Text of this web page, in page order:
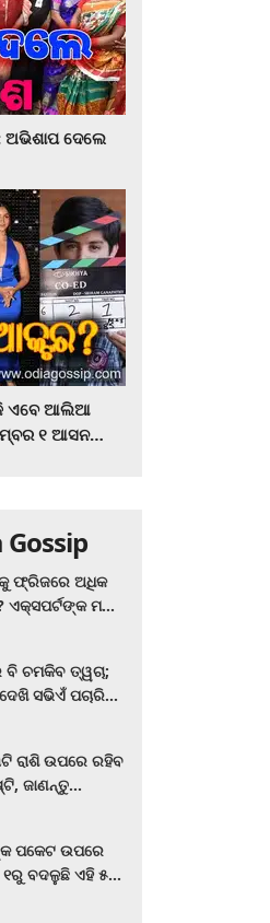
ଅଭିଶାପ ଦେଲେ
ଏବେ ଆଲିଆ
୧ ଆସନ
ଫ୍ରିଜରେ ଅଧିକ
ଏକ୍ସପର୍ଟଙ୍କ ମତ
ବି ଚମକିବ ତ୍ୱଚା;
ସଭିଏଁ ପଚାରିବେ
ରାଶି ଉପରେ ରହିବ
ଜାଣନ୍ତୁ
ପକେଟ ଉପରେ
ବଦଳୁଛି ଏହି ୫